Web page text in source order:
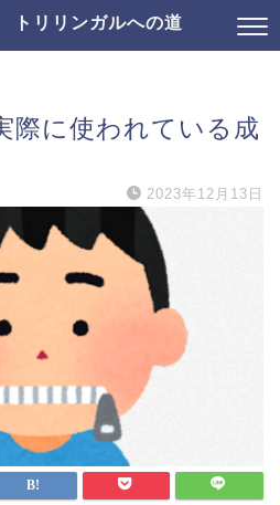
トリリンガルへの道
に使われている成
2023年12月13日